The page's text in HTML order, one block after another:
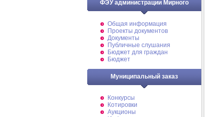
ФЭУ администрации Мирного
Общая информация
Проекты документов
Документы
Публичные слушания
Бюджет для граждан
Бюджет
Муниципальный заказ
Конкурсы
Котировки
Аукционы